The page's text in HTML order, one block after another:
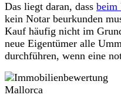
Das liegt daran, dass beim
kein Notar beurkunden
Kauf häufig nicht im
neue Eigentümer alle
durchführen, wenn eine